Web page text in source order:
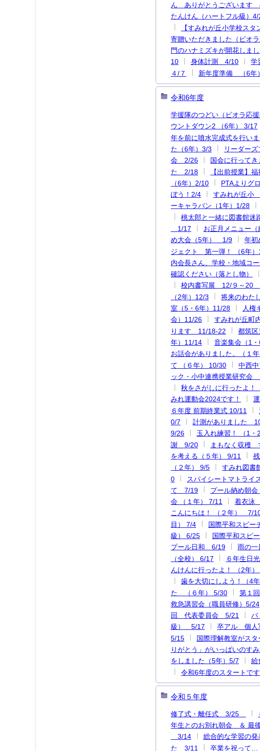
ん ありがとうございます
たんけん（ハートフル級）4/
【すみれが丘小学校ス
寄贈いただきました（ビオ
門のハナミズキが開花しま
10
身体計測 4/10 学
４/７
新年度準備 （6
令和6年度
学援隊のつどい（ビオラ応
ウントダウン2 （6年） 3/17
年を前に噴水完成式を行い
た（6年）3/3
リーダー
会 2/26
国会に行って
た 2/18
【出前授業】
（6年）2/10
PTAよりグ
ぼう！2/4
すみれが丘小
ーキャラバン（1年）1/28
桃太郎と一緒に図書館迷
1/17
お正月メニュー
め大会（5年） 1/9
年
ジェクト 第一弾！ （6年）
内会長さん、学校・地域コ
確認ください（落とし物）
校内書写展 12/９～20
（2年）12/3
将来のわた
室（5・6年）11/28
人権
会）11/26
すみれが丘町
ります 11/18-22
都筑
年）11/14
音楽集会（1
お話会がありました。（１
て （６年） 10/30
中西
ック・小中連携授業研究会
秋をさがしに行ったよ！
みれ運動会2024です！
６年度 前期終業式 10/11
0/7
計測がありました
9/26
玉入れ練習！ （1・
謝 9/20
まもなく収穫
を考える（５年） 9/11
（２年） 9/5
すみれ図書
0
スパイシートマトライ
て 7/19
プール納め朝
会 （１年） 7/11
着衣泳
こんにちは！ （２年） 7/
目） 7/4
国際平和スピ
級） 6/25
国際平和スピ
プール日和 6/19
雨の
（全校） 6/17
６年生日
んけんに行ったよ！ （2年）
歯を大切にしよう！（4
た （６年） 5/30
第１
救急講習会（職員研修）5/24
回 代表委員会 5/21
バ
級） 5/17
卒アル 個人
5/15
国際理解教室がス
りがとう」がいっぱいのす
をしました（5年）5/7
給
令和6年度のスタートで
令和５年度
修了式・離任式 3/25
年生とのお別れ朝会 ＆ 最
3/14
総合的な学習の
た 3/11
卒業を祝って